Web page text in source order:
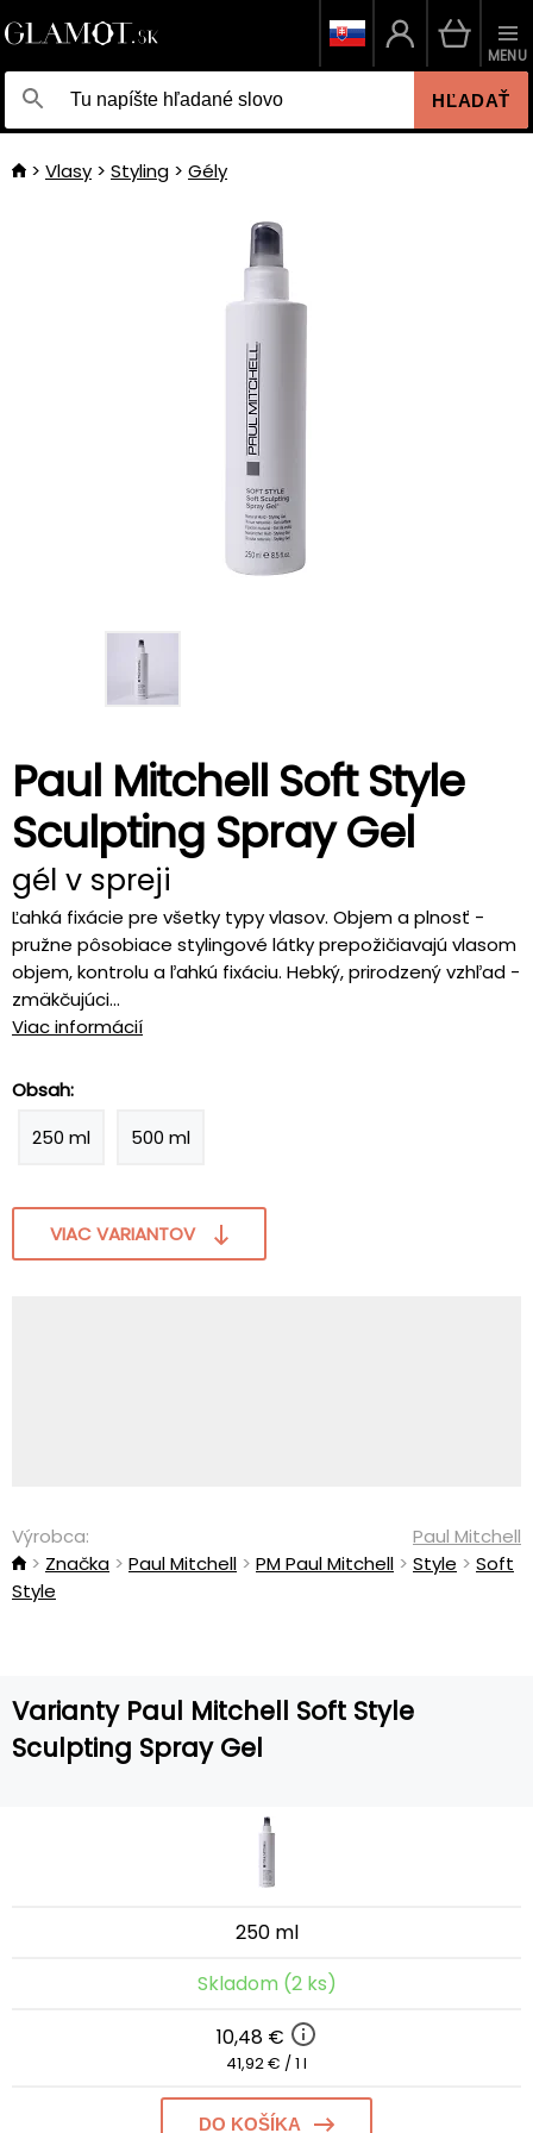
HĽADAŤ
MENU
Vlasy Styling Gély
Paul Mitchell Soft Style
Sculpting Spray Gel
gél v spreji
Ľahká fixácie pre všetky typy vlasov. Objem a plnosť -
pružne pôsobiace stylingové látky prepožičiavajú vlasom
objem, kontrolu a ľahkú fixáciu. Hebký, prirodzený vzhľad -
zmäkčujúci...
Viac informácií
Obsah:
250 ml
500 ml
VIAC VARIANTOV
Výrobca:
Paul Mitchell
Značka
Paul Mitchell PM Paul Mitchell Style
Soft
Style
Varianty Paul Mitchell Soft Style
Sculpting Spray Gel
250 ml
Skladom (2 ks)
10,48 €
41,92 € / 1 l
DO KOŠÍKA